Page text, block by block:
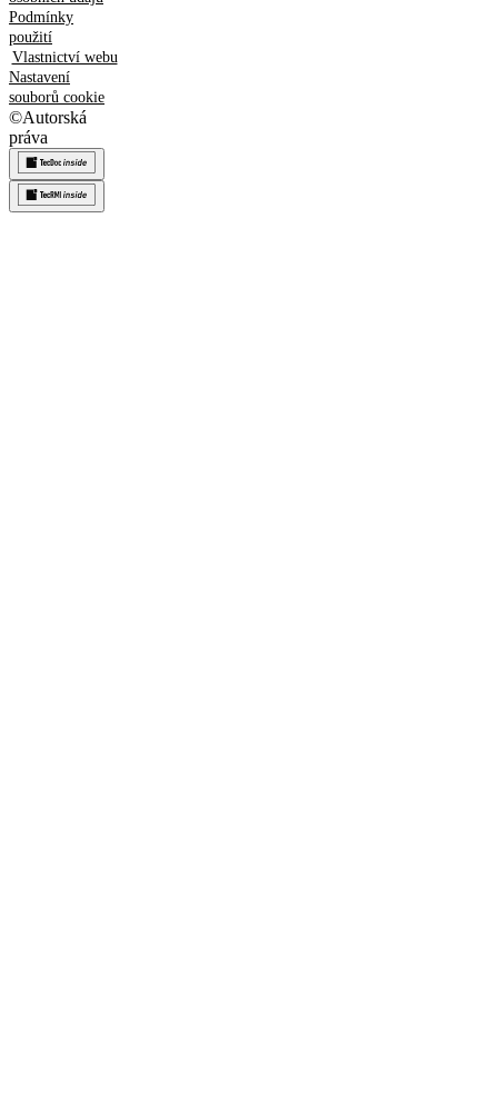
Podmínky
použití
Vlastnictví webu
Nastavení
souborů cookie
©Autorská
práva